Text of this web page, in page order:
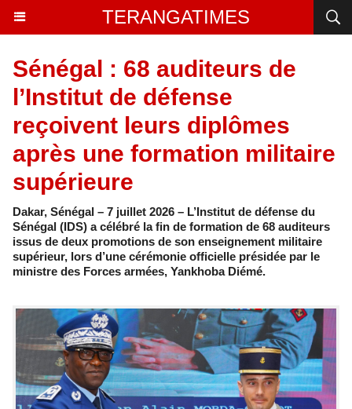
TERANGATIMES
Sénégal : 68 auditeurs de
l’Institut de défense
reçoivent leurs diplômes
après une formation militaire
supérieure
Dakar, Sénégal – 7 juillet 2026 – L’Institut de défense du
Sénégal (IDS) a célébré la fin de formation de 68 auditeurs
issus de deux promotions de son enseignement militaire
supérieur, lors d’une cérémonie officielle présidée par le
ministre des Forces armées, Yankhoba Diémé.